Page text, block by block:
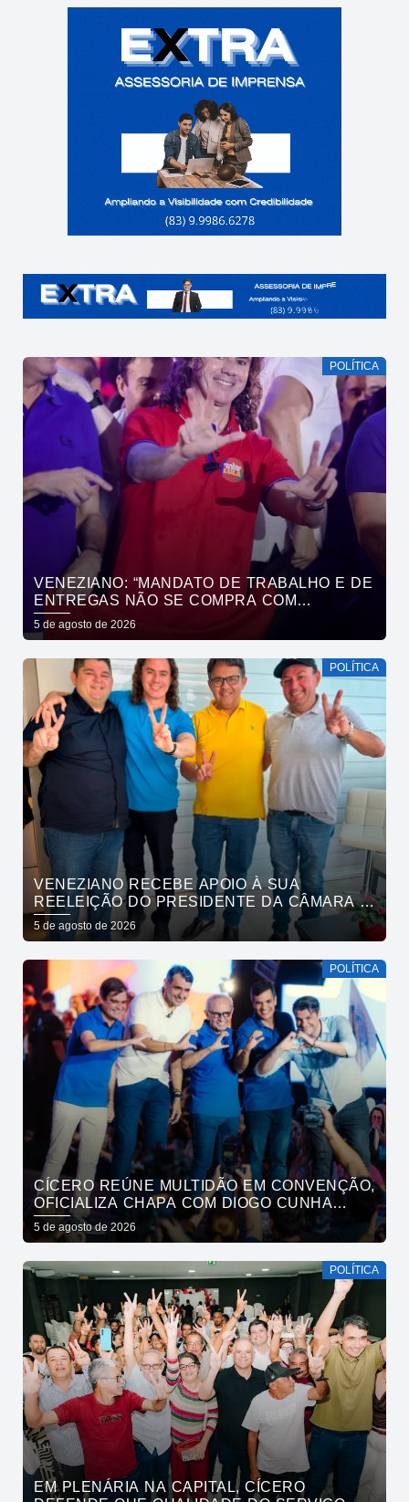
POLÍTICA
VENEZIANO: “MANDATO DE TRABALHO E DE
ENTREGAS NÃO SE COMPRA COM
DINHEIRO, SE CONQUISTA COM TRABALHO”
5 de agosto de 2026
POLÍTICA
VENEZIANO RECEBE APOIO À SUA
REELEIÇÃO DO PRESIDENTE DA CÂMARA E
VEREADORES DE SÃO BENTO
5 de agosto de 2026
POLÍTICA
CÍCERO REÚNE MULTIDÃO EM CONVENÇÃO,
OFICIALIZA CHAPA COM DIOGO CUNHA
LIMA, VENEZIANO E ANDRÉ GADELHA E
CONVOCA PARAÍBA A DAR O PRÓXIMO
5 de agosto de 2026
POLÍTICA
EM PLENÁRIA NA CAPITAL, CÍCERO